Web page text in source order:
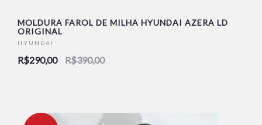
MOLDURA FAROL DE MILHA HYUNDAI AZERA LD
ORIGINAL
HYUNDAI
R$290,00 R$390,00